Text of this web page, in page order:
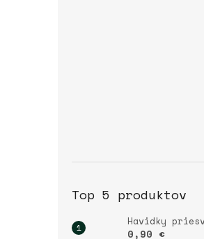
Top 5 produktov
Havidky
0,90 €